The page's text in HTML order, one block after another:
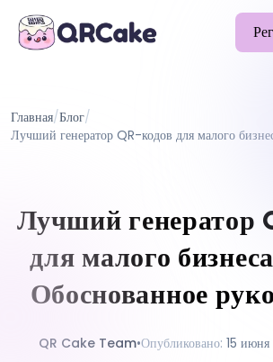
Тарифы
Документация
Помощь
API
Главная/Блог/
Лучший генератор
для малого
Обоснованное
QR Cake Team•Опубликовано: 15